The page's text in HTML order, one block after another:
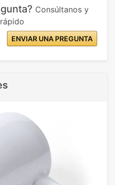
Consúltanos y
ENVIAR UNA PREGUNTA